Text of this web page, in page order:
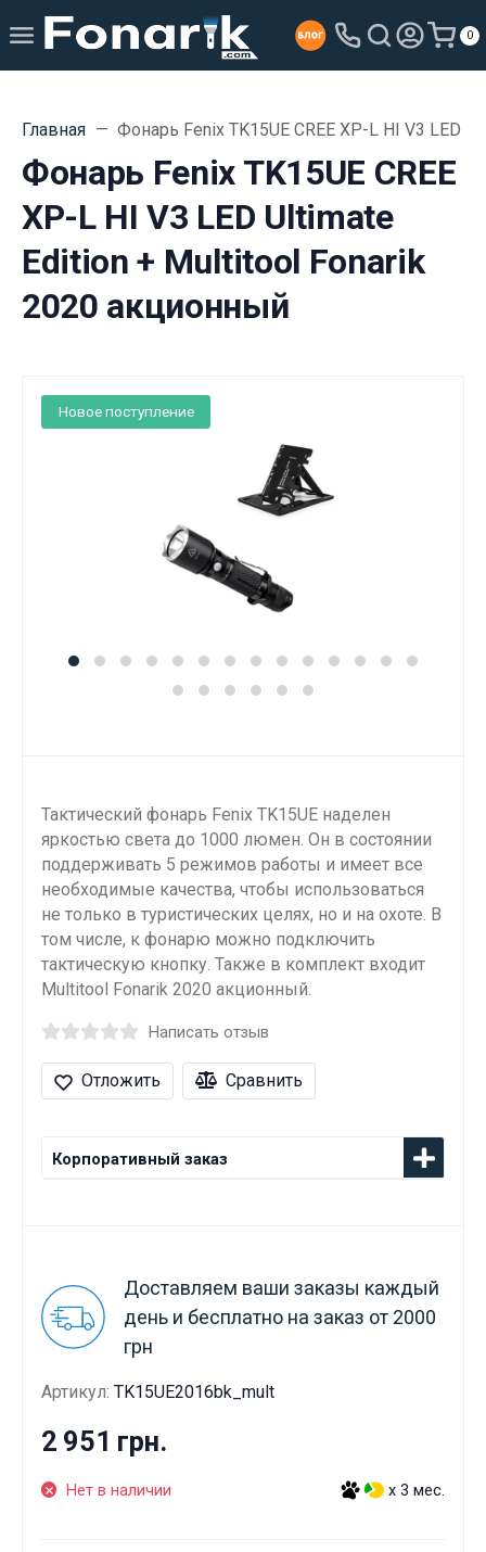
0
Главная Фонарь Fenix TK15UE CREE XP-L HI V3 LED
Фонарь Fenix TK15UE CREE
XP-L HI V3 LED Ultimate
Edition + Multitool Fonarik
2020 акционный
Новое поступление
Тактический фонарь Fenix TK15UE наделен
яркостью света до 1000 люмен. Он в состоянии
поддерживать 5 режимов работы и имеет все
необходимые качества, чтобы использоваться
не только в туристических целях, но и на охоте. В
том числе, к фонарю можно подключить
тактическую кнопку. Также в комплект входит
Multitool Fonarik 2020 акционный.
Написать отзыв
Отложить Сравнить
Корпоративный заказ
Доставляем ваши заказы каждый
день и бесплатно на заказ от 2000
грн
Артикул: TK15UE2016bk_mult
2 951 грн.
Нет в наличии x 3 мес.